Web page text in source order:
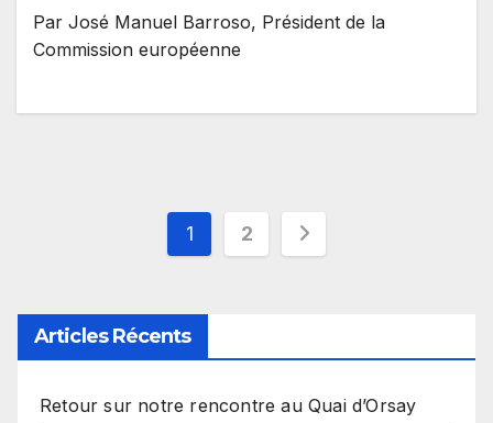
Par José Manuel Barroso, Président de la
Commission européenne
Pagination
publications
1 2
Articles Récents
Retour sur notre rencontre au Quai d’Orsay